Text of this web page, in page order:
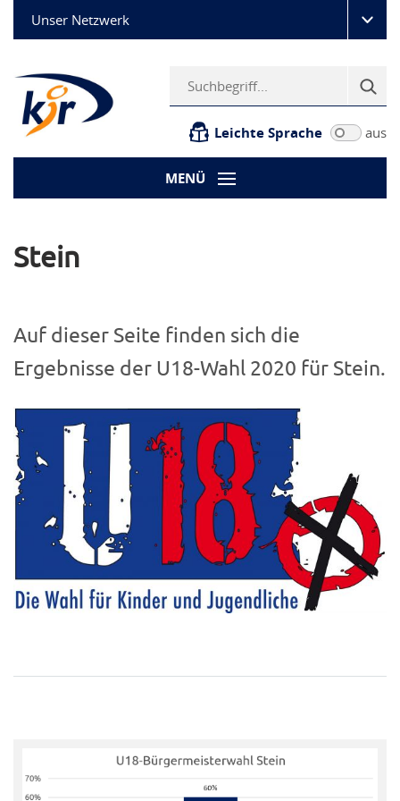
Unser Netzwerk
Leichte Sprache aus
MENÜ
Stein
Auf dieser Seite finden sich die
Ergebnisse der U18-Wahl 2020 für Stein.